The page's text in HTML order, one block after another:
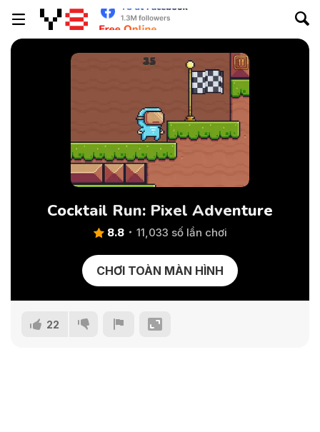
Cocktail Run: Pixel Adventure
8.8 11,033 số lần chơi
CHƠI TOÀN MÀN HÌNH
22